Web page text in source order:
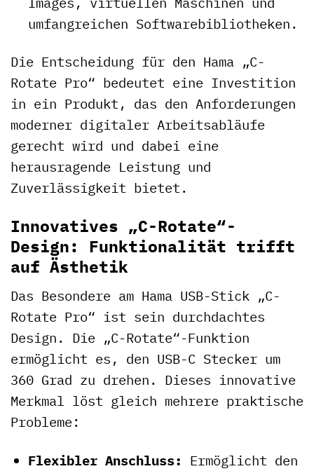
umfangreichen Softwarebibliotheken.
Die Entscheidung für den Hama „C-
Rotate Pro“ bedeutet eine Investition
in ein Produkt, das den Anforderungen
moderner digitaler Arbeitsabläufe
gerecht wird und dabei eine
herausragende Leistung und
Zuverlässigkeit bietet.
Innovatives „C-Rotate“-
Design: Funktionalität trifft
auf Ästhetik
Das Besondere am Hama USB-Stick „C-
Rotate Pro“ ist sein durchdachtes
Design. Die „C-Rotate“-Funktion
ermöglicht es, den USB-C Stecker um
360 Grad zu drehen. Dieses innovative
Merkmal löst gleich mehrere praktische
Probleme:
Flexibler Anschluss: Ermöglicht den